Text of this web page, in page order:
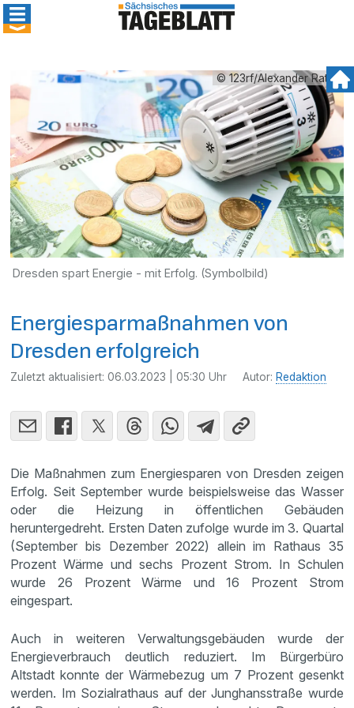
© 123rf/Alexander Raths
Dresden spart Energie - mit Erfolg. (Symbolbild)
Energiesparmaßnahmen von
Dresden erfolgreich
Zuletzt aktualisiert:06.03.2023 | 05:30 Uhr Autor: Redaktion
Die Maßnahmen zum Energiesparen von Dresden zeigen
Erfolg. Seit September wurde beispielsweise das Wasser
oder die Heizung in öffentlichen Gebäuden
heruntergedreht. Ersten Daten zufolge wurde im 3. Quartal
(September bis Dezember 2022) allein im Rathaus 35
Prozent Wärme und sechs Prozent Strom. In Schulen
wurde 26 Prozent Wärme und 16 Prozent Strom
eingespart.
Auch in weiteren Verwaltungsgebäuden wurde der
Energieverbrauch deutlich reduziert. Im Bürgerbüro
Altstadt konnte der Wärmebezug um 7 Prozent gesenkt
werden. Im Sozialrathaus auf der Junghansstraße wurde